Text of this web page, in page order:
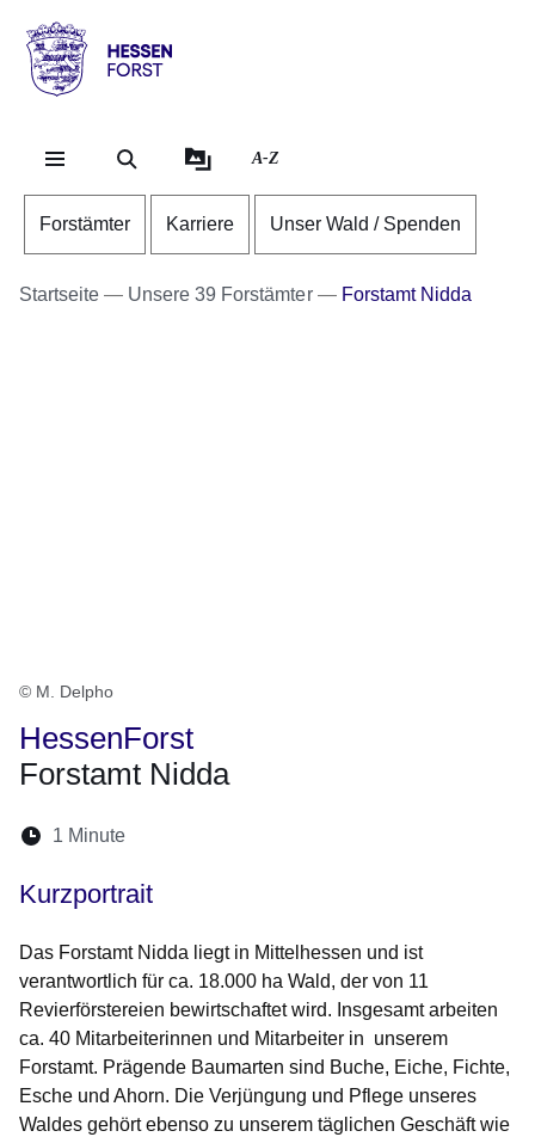
Hessen
Forst
A-Z
Forstämter Karriere Unser Wald / Spenden
Startseite Unsere 39 Forstämter Forstamt Nidda
© M. Delpho
HessenForst
Forstamt Nidda
Lesedauer:
1 Minute
Kurzportrait
Das Forstamt Nidda liegt in Mittelhessen und ist
verantwortlich für ca. 18.000 ha Wald, der von 11
Revierförstereien bewirtschaftet wird. Insgesamt arbeiten
ca. 40 Mitarbeiterinnen und Mitarbeiter in unserem
Forstamt. Prägende Baumarten sind Buche, Eiche, Fichte,
Esche und Ahorn. Die Verjüngung und Pflege unseres
Waldes gehört ebenso zu unserem täglichen Geschäft wie